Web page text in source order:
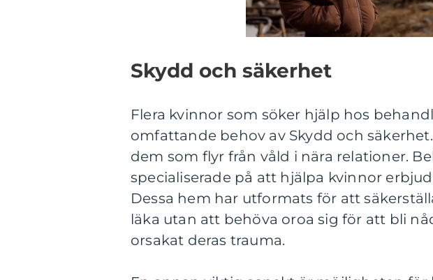
Skydd och säkerhet
Flera kvinnor som söker hjälp hos
omfattande behov av Skydd och
dem som flyr från våld i nära relationer.
specialiserade på att hjälpa kvinnor
Dessa hem har utformats för att
läka utan att behöva oroa sig för att bli
orsakat deras trauma.